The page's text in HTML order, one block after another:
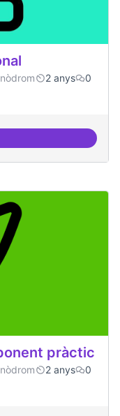
2 anys
0
Internacional
pràctic
2 anys
0